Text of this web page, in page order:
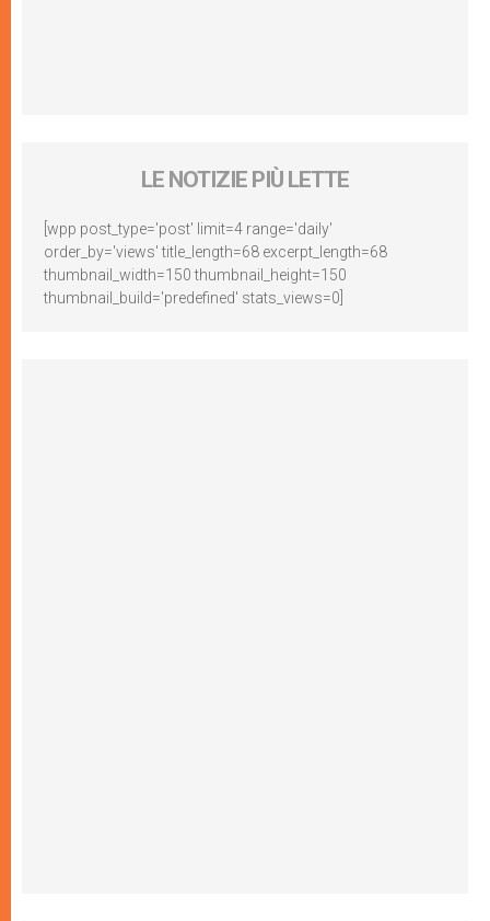
LE NOTIZIE PIÙ LETTE
[wpp post_type='post' limit=4 range='daily'
order_by='views' title_length=68 excerpt_length=68
thumbnail_width=150 thumbnail_height=150
thumbnail_build='predefined' stats_views=0]